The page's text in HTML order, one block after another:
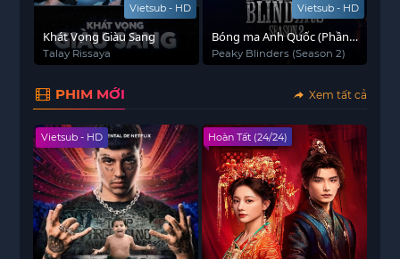
Vietsub - HD
Khát Vọng Giàu Sang
Talay Rissaya
Vietsub - HD
Bóng ma Anh Quốc (Phần
2)
Peaky Blinders (Season 2)
PHIM MỚI Xem tất cả
Vietsub - HD Hoàn Tất (24/24)